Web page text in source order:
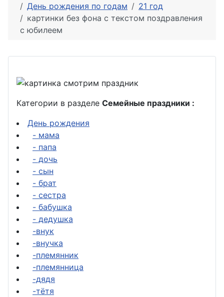
День рождения по годам
21 год
картинки без фона с текстом поздравления
с юбилеем
Категории в разделе Семейные праздники :
День рождения
- мама
- папа
- дочь
- сын
- брат
- сестра
- бабушка
- дедушка
-внук
-внучка
-племянник
-племянница
-дядя
-тётя